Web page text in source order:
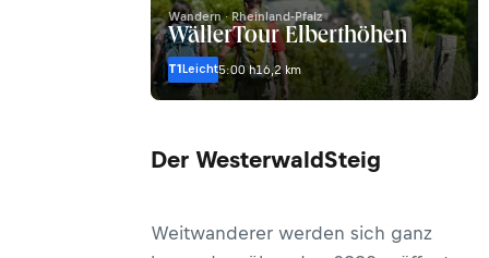
Wandern · Rheinland-Pfalz
WällerTour Elberthöhen
T1Leicht5:00 h16,2 km
Der WesterwaldSteig
Weitwanderer werden sich ganz